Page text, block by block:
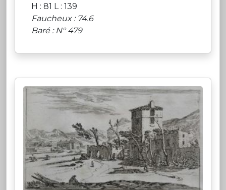
H : 81 L : 139
Faucheux : 74.6
Baré : N° 479